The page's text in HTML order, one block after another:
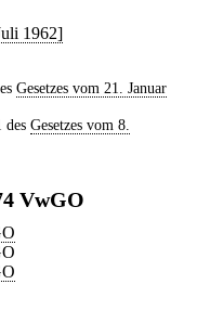
1962]
Gesetzes vom 21. Januar
des Gesetzes vom 8.
VwGO